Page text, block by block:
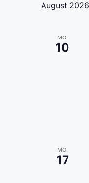
August 2026
MO.
10
MO.
17